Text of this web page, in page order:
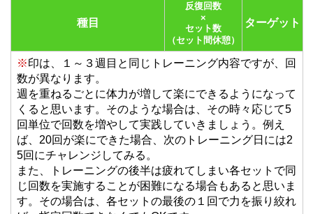
種目
反復回数
×
セット数
（セット間休憩）
ターゲット
※印は、１～３週目と同じトレーニング内容ですが、回
数が異なります。
週を重ねるごとに体力が増して楽にできるようになって
くると思います。そのような場合は、その時々応じて5
回単位で回数を増やして実践 していきましょう。例え
ば、20回が楽にできた場合、次のトレーニング日には2
5回にチャレンジしてみる。
また、トレーニングの後半は疲れてしまい各セットで同
じ回数を実施することが困難になる場合もあると思いま
す。その場合は、 各セットの最後の１回で力を振り絞れ